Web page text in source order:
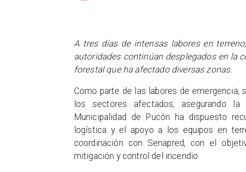
A tres días de intensas labores en
autoridades continúan desplegados en la
forestal que ha afectado diversas zonas.
Como parte de las labores de emergencia,
los sectores afectados, asegurando
Municipalidad de Pucón ha dispuesto
logística y el apoyo a los equipos en
coordinación con Senapred, con el
mitigación y control del incendio.